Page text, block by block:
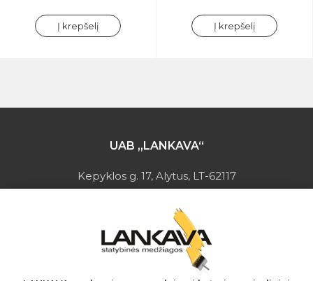
Į krepšelį Į krepšelį
UAB „LANKAVA“
Kepyklos g. 17, Alytus, LT-62117
Įmonės kodas: 149728275
PVM mokėtojo kodas: LT497282716
A.s.: LT037044060001923651
AB SEB bankas